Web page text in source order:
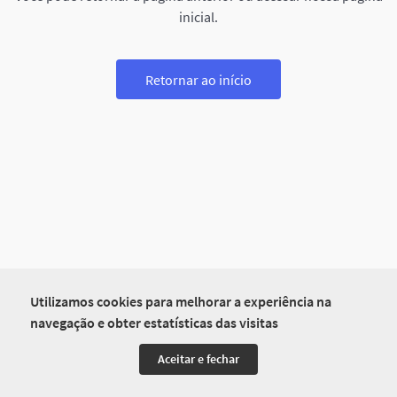
Utilizamos cookies para melhorar a experiência na
navegação e obter estatísticas das visitas
Aceitar e fechar
inicial.
Retornar ao início